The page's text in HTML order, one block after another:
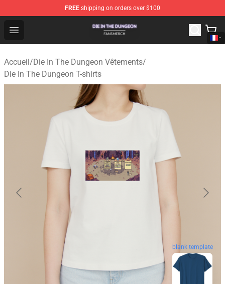
FREE shipping on orders over $100
Open menu
Die In The Dungeon Shop - Official Die In The Dungeon
Accueil/Die In The Dungeon Vêtements/
Die In The Dungeon T-shirts
blank template